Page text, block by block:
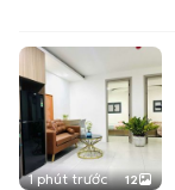
1 phút trước 12